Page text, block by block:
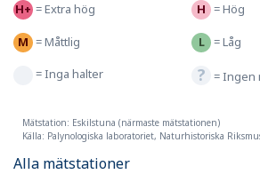
=Extra hög =Hög
=Måttlig =Låg
=Inga halter =Ingen
Mätstation: Eskilstuna (närmaste mätstationen)
Källa: Palynologiska laboratoriet, Naturhistoriska
Alla mätstationer